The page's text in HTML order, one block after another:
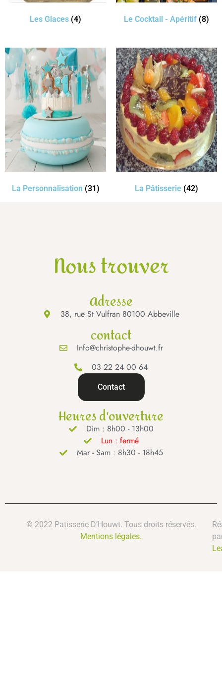
Les Glaces (4) Le Cocktail - Apéritif (8)
La Personnalisation (31) La Pâtisserie (42)
Nous trouver
Adresse
38, rue St Vulfran 80100 Abbeville
contact
Info@christophe-dhouwt.fr
03 22 24 00 64
Contact
Heures d'ouverture
Dim : 8h00 - 13h00
Lun : fermé
Mar - Sam : 8h30 - 18h45
© 2022 Patisserie D’Houwt. Tous droits réservés.
Mentions légales.